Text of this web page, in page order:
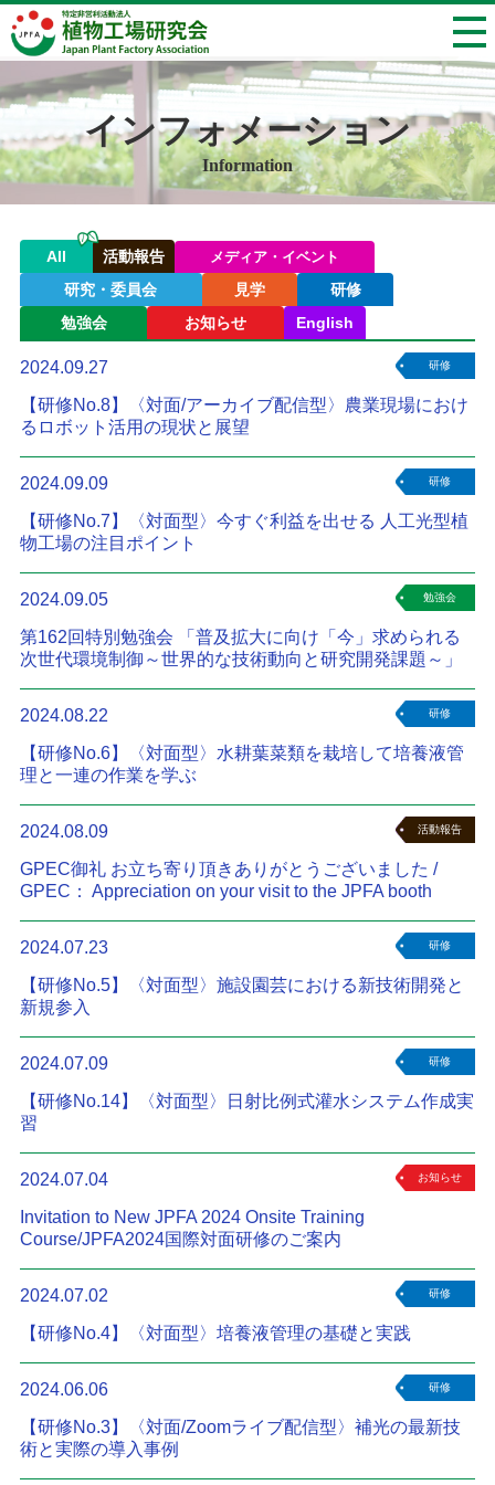
インフォメーション
Information
All 活動報告 メディア・イベント
研究・委員会 見学
研修
勉強会
お知らせ English
2024.09.27 研修
【研修No.8】〈対面/アーカイブ配信型〉農業現場におけ
るロボット活用の現状と展望
2024.09.09 研修
【研修No.7】〈対面型〉今すぐ利益を出せる 人工光型植
物工場の注目ポイント
2024.09.05 勉強会
第162回特別勉強会 「普及拡大に向け「今」求められる
次世代環境制御～世界的な技術動向と研究開発課題～」
2024.08.22 研修
【研修No.6】〈対面型〉水耕葉菜類を栽培して培養液管
理と一連の作業を学ぶ
2024.08.09 活動報告
GPEC御礼 お立ち寄り頂きありがとうございました /
GPEC： Appreciation on your visit to the JPFA booth
2024.07.23 研修
【研修No.5】〈対面型〉施設園芸における新技術開発と
新規参入
2024.07.09 研修
【研修No.14】〈対面型〉日射比例式灌水システム作成実
習
2024.07.04 お知らせ
Invitation to New JPFA 2024 Onsite Training
Course/JPFA2024国際対面研修のご案内
2024.07.02 研修
【研修No.4】〈対面型〉培養液管理の基礎と実践
2024.06.06 研修
【研修No.3】〈対面/Zoomライブ配信型〉補光の最新技
術と実際の導入事例